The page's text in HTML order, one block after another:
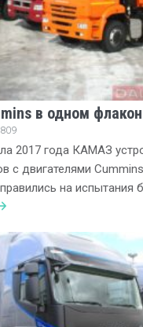
в одном
2017 года КАМАЗ
с двигателями
на испытания